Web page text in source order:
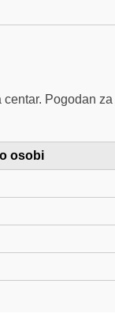
Pogodan
osobi